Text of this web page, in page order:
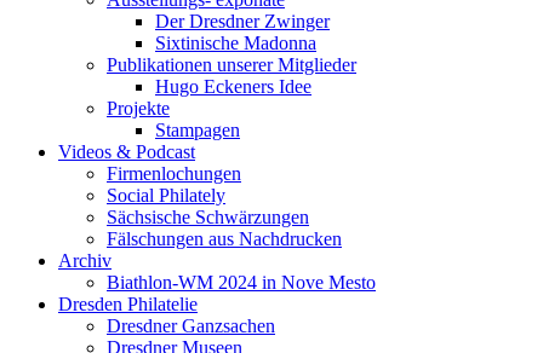
Der Dresdner Zwinger
Sixtinische Madonna
Publikationen unserer Mitglieder
Hugo Eckeners Idee
Projekte
Stampagen
Videos & Podcast
Firmenlochungen
Social Philately
Sächsische Schwärzungen
Fälschungen aus Nachdrucken
Archiv
Biathlon-WM 2024 in Nove Mesto
Dresden Philatelie
Dresdner Ganzsachen
Dresdner Museen